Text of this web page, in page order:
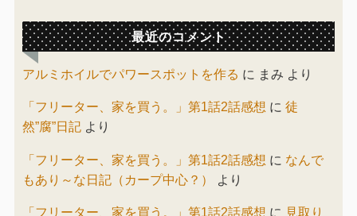
最近のコメント
アルミホイルでパワースポットを作る に まみ より
「フリーター、家を買う。」第1話2話感想 に 徒
然”腐”日記より
「フリーター、家を買う。」第1話2話感想 に なんで
もあり～な日記（カープ中心？）
より
「フリーター、家を買う。」第1話2話感想 に 見取り